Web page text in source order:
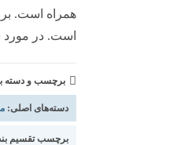
همراه است.
است. در مورد
برچسب و دسته
دسته‌های اصلی:
برچسب تقسیم